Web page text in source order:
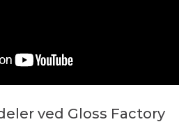
ved Gloss Factory